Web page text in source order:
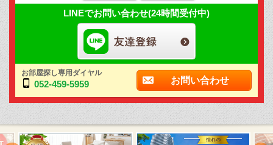
LINEでお問い合わせ(24時間受付中)
お部屋探し専用ダイヤル
052-459-5959 お問い合わせ